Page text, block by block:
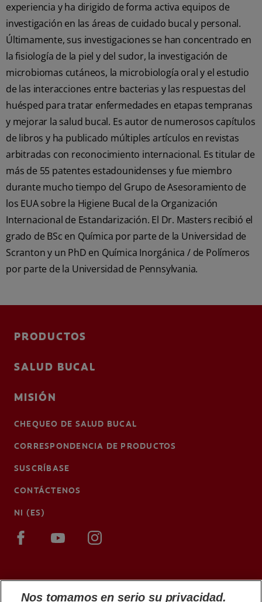
experiencia y ha dirigido de forma activa equipos de
investigación en las áreas de cuidado bucal y personal.
Últimamente, sus investigaciones se han concentrado en
la fisiología de la piel y del sudor, la investigación de
microbiomas cutáneos, la microbiología oral y el estudio
de las interacciones entre bacterias y las respuestas del
huésped para tratar enfermedades en etapas tempranas
y mejorar la salud bucal. Es autor de numerosos capítulos
de libros y ha publicado múltiples artículos en revistas
arbitradas con reconocimiento internacional. Es titular de
más de 55 patentes estadounidenses y fue miembro
durante mucho tiempo del Grupo de Asesoramiento de
los EUA sobre la Higiene Bucal de la Organización
Internacional de Estandarización. El Dr. Masters recibió el
grado de BSc en Química por parte de la Universidad de
Scranton y un PhD en Química Inorgánica / de Polímeros
por parte de la Universidad de Pennsylvania.
PRODUCTOS
SALUD BUCAL
MISIÓN
CHEQUEO DE SALUD BUCAL
CORRESPONDENCIA DE PRODUCTOS
SUSCRÍBASE
CONTÁCTENOS
NI (ES)
Nos tomamos en serio su privacidad.